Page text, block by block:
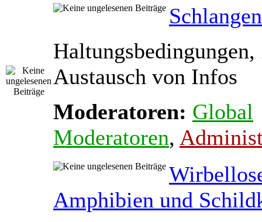
Austausch von Infos
Moderatoren: Global
Moderatoren,
Amphibien und